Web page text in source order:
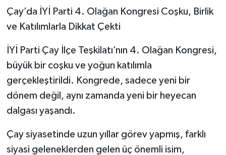
Çay’da İYİ Parti 4. Olağan Kongresi Coşku, Birlik
ve Katılımlarla Dikkat Çekti
İYİ Parti Çay İlçe Teşkilatı’nın 4. Olağan Kongresi,
büyük bir coşku ve yoğun katılımla
gerçekleştirildi. Kongrede, sadece yeni bir
dönem değil, aynı zamanda yeni bir heyecan
dalgası yaşandı.
Çay siyasetinde uzun yıllar görev yapmış, farklı
siyasi geleneklerden gelen üç önemli isim,